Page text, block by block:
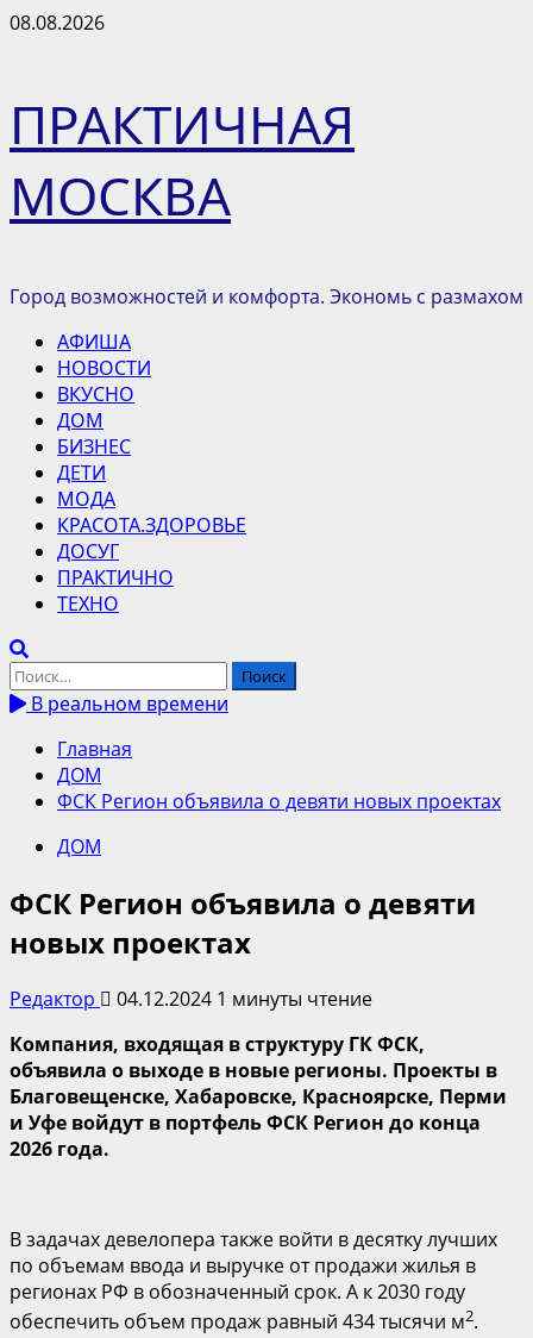
Перейти
08.08.2026
ПРАКТИЧНАЯ
МОСКВА
Город возможностей и комфорта. Экономь с размахом
Основное
меню
АФИША
НОВОСТИ
ВКУСНО
ДОМ
БИЗНЕС
ДЕТИ
МОДА
КРАСОТА.ЗДОРОВЬЕ
ДОСУГ
ПРАКТИЧНО
ТЕХНО
Найти:
В реальном времени
Главная
ДОМ
ФСК Регион объявила о девяти новых проектах
ДОМ
ФСК Регион объявила о девяти
новых проектах
Редактор 04.12.2024 1 минуты чтение
Компания, входящая в структуру ГК ФСК,
объявила о выходе в новые регионы. Проекты в
Благовещенске, Хабаровске, Красноярске, Перми
и Уфе войдут в портфель ФСК Регион до конца
2026 года.
В задачах девелопера также войти в десятку лучших
по объемам ввода и выручке от продажи жилья в
регионах РФ в обозначенный срок. А к 2030 году
обеспечить объем продаж равный 434 тысячи м2.